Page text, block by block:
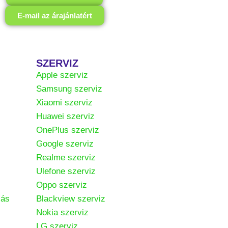
E-mail az árajánlatért
SZERVIZ
Apple szerviz
Samsung szerviz
Xiaomi szerviz
Huawei szerviz
OnePlus szerviz
Google szerviz
Realme szerviz
Ulefone szerviz
Oppo szerviz
Blackview szerviz
Nokia szerviz